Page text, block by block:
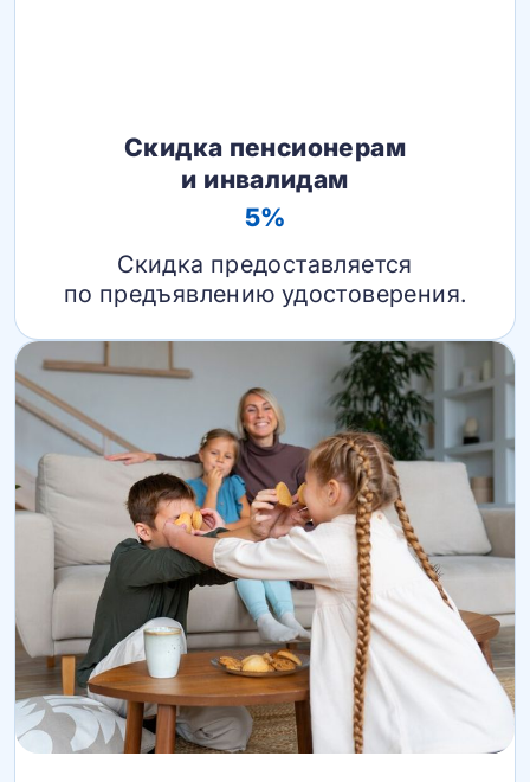
Скидка пенсионерам
и инвалидам
5%
Скидка предоставляется
по предъявлению удостоверения.